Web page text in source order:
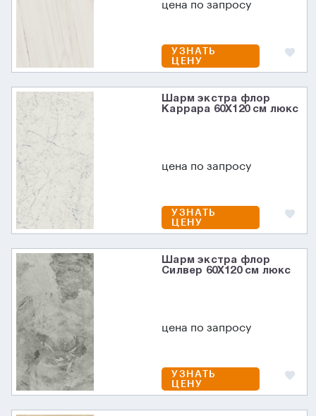
цена по запросу
УЗНАТЬ
ЦЕНУ
Шарм экстра флор
Каррара 60X120 см люкс
цена по запросу
УЗНАТЬ
ЦЕНУ
Шарм экстра флор
Силвер 60X120 см люкс
цена по запросу
УЗНАТЬ
ЦЕНУ